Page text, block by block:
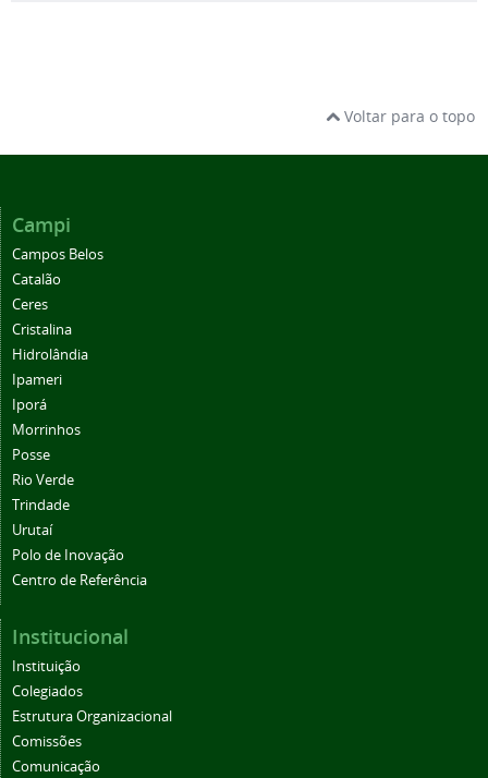
Voltar para o topo
Campi
Campos Belos
Catalão
Ceres
Cristalina
Hidrolândia
Ipameri
Iporá
Morrinhos
Posse
Rio Verde
Trindade
Urutaí
Polo de Inovação
Centro de Referência
Institucional
Instituição
Colegiados
Estrutura Organizacional
Comissões
Comunicação